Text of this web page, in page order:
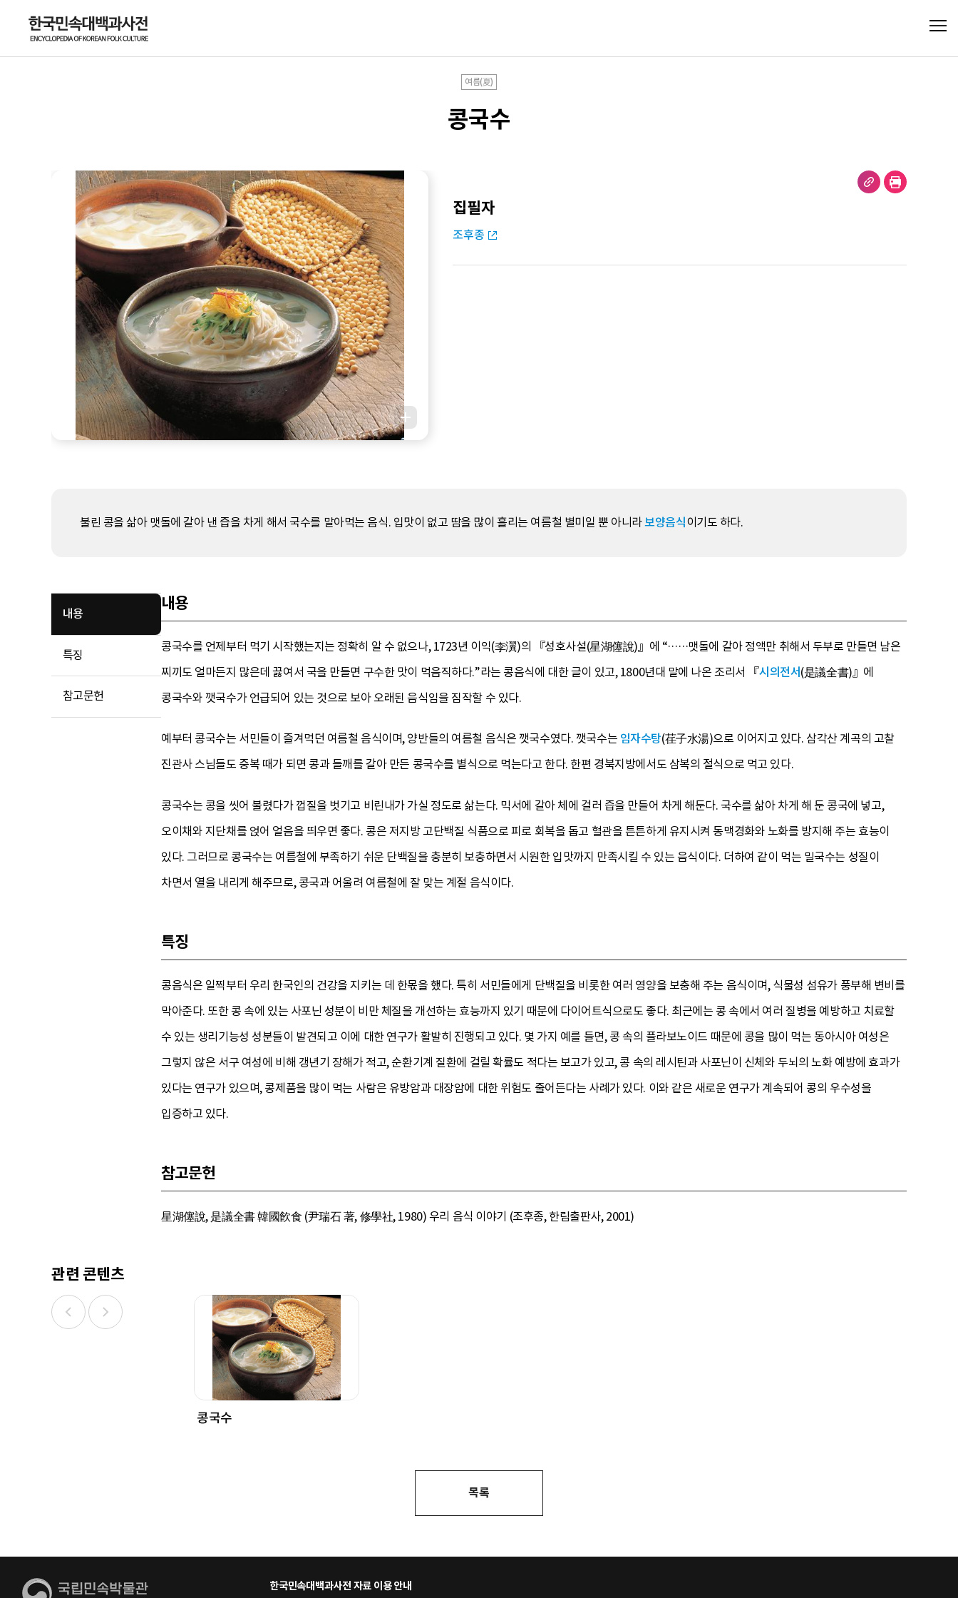
여름(夏)
콩국수
집필자
조후종
불린 콩을 삶아 맷돌에 갈아 낸 즙을 차게 해서 국수를 말아먹는 음식. 입맛이 없고 땀을 많이 흘리는 여름철 별미일 뿐 아니라보양음식이기도 하다.
내용
특징
참고문헌
내용
콩국수를 언제부터 먹기 시작했는지는 정확히 알 수 없으나, 1723년 이익(李瀷)의 『성호사설(星湖僿說)』에 “……맷돌에 갈아 정액만 취해서 두부로 만들면 남은
찌끼도 얼마든지 많은데 끓여서 국을 만들면 구수한 맛이 먹음직하다.”라는 콩음식에 대한 글이 있고, 1800년대 말에 나온 조리서 『시의전서(是議全書)』에
콩국수와 깻국수가 언급되어 있는 것으로 보아 오래된 음식임을 짐작할 수 있다.
예부터 콩국수는 서민들이 즐겨먹던 여름철 음식이며, 양반들의 여름철 음식은 깻국수였다. 깻국수는 임자수탕(荏子水湯)으로 이어지고 있다. 삼각산 계곡의 고찰
진관사 스님들도 중복 때가 되면 콩과 들깨를 갈아 만든 콩국수를 별식으로 먹는다고 한다. 한편 경북지방에서도 삼복의 절식으로 먹고 있다.
콩국수는 콩을 씻어 불렸다가 껍질을 벗기고 비린내가 가실 정도로 삶는다. 믹서에 갈아 체에 걸러 즙을 만들어 차게 해둔다. 국수를 삶아 차게 해 둔 콩국에 넣고,
오이채와 지단채를 얹어 얼음을 띄우면 좋다. 콩은 저지방 고단백질 식품으로 피로 회복을 돕고 혈관을 튼튼하게 유지시켜 동맥경화와 노화를 방지해 주는 효능이
있다. 그러므로 콩국수는 여름철에 부족하기 쉬운 단백질을 충분히 보충하면서 시원한 입맛까지 만족시킬 수 있는 음식이다. 더하여 같이 먹는 밀국수는 성질이
차면서 열을 내리게 해주므로, 콩국과 어울려 여름철에 잘 맞는 계절 음식이다.
특징
콩음식은 일찍부터 우리 한국인의 건강을 지키는 데 한몫을 했다. 특히 서민들에게 단백질을 비롯한 여러 영양을 보충해 주는 음식이며, 식물성 섬유가 풍부해 변비를
막아준다. 또한 콩 속에 있는 사포닌 성분이 비만 체질을 개선하는 효능까지 있기 때문에 다이어트식으로도 좋다. 최근에는 콩 속에서 여러 질병을 예방하고 치료할
수 있는 생리기능성 성분들이 발견되고 이에 대한 연구가 활발히 진행되고 있다. 몇 가지 예를 들면, 콩 속의 플라보노이드 때문에 콩을 많이 먹는 동아시아 여성은
그렇지 않은 서구 여성에 비해 갱년기 장해가 적고, 순환기계 질환에 걸릴 확률도 적다는 보고가 있고, 콩 속의 레시틴과 사포닌이 신체와 두뇌의 노화 예방에 효과가
있다는 연구가 있으며, 콩제품을 많이 먹는 사람은 유방암과 대장암에 대한 위험도 줄어든다는 사례가 있다. 이와 같은 새로운 연구가 계속되어 콩의 우수성을
입증하고 있다.
참고문헌
星湖僿說, 是議全書 韓國飮食 (尹瑞石 著, 修學社, 1980) 우리 음식 이야기 (조후종, 한림출판사, 2001)
관련 콘텐츠
콩국수
목록
한국민속대백과사전 자료 이용 안내